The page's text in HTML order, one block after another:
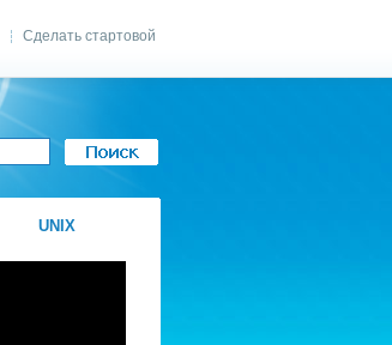
Сделать стартовой
UNIX